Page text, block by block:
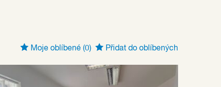
Moje oblíbené (0) Přidat do oblíbených